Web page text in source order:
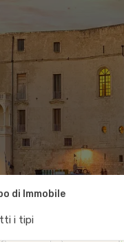
di Immobile
i tipi